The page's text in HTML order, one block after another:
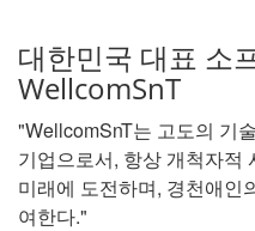
대한민국 대표 소
WellcomSnT
"WellcomSnT는 고도의 기
기업으로서, 항상 개척자적
미래에 도전하며, 경천애인
여한다."